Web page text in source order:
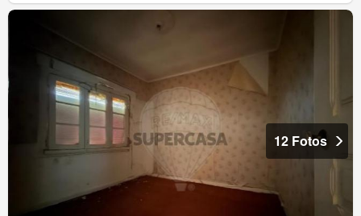
12 Fotos